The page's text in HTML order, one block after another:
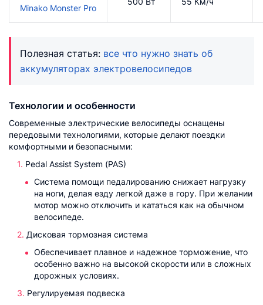
Minako Monster Pro
Полезная статья: все что нужно знать об
аккумуляторах электровелосипедов
Технологии и особенности
Современные электрические велосипеды оснащены
передовыми технологиями, которые делают поездки
комфортными и безопасными:
Pedal Assist System (PAS)
Система помощи педалированию снижает нагрузку
на ноги, делая езду легкой даже в гору. При желании
мотор можно отключить и кататься как на обычном
велосипеде.
Дисковая тормозная система
Обеспечивает плавное и надежное торможение, что
особенно важно на высокой скорости или в сложных
дорожных условиях.
Регулируемая подвеска